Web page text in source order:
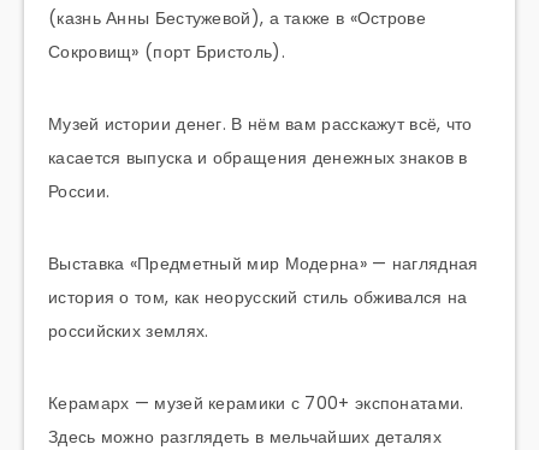
(казнь Анны Бестужевой), а также в «Острове
Сокровищ» (порт Бристоль).
Музей истории денег. В нём вам расскажут всё, что
касается выпуска и обращения денежных знаков в
России.
Выставка «Предметный мир Модерна» — наглядная
история о том, как неорусский стиль обживался на
российских землях.
Керамарх — музей керамики с 700+ экспонатами.
Здесь можно разглядеть в мельчайших деталях